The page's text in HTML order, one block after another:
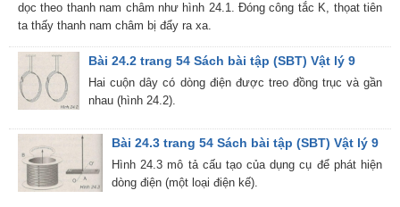
dọc theo thanh nam châm như hình 24.1. Đóng công tắc K, thọat tiên
ta thấy thanh nam châm bị đẩy ra xa.
Bài 24.2 trang 54 Sách bài tập (SBT) Vật lý 9
Hai cuộn dây có dòng điện được treo đồng trục và gần
nhau (hình 24.2).
Bài 24.3 trang 54 Sách bài tập (SBT) Vật lý 9
Hình 24.3 mô tả cấu tạo của dụng cụ để phát hiện
dòng điện (một loại điện kế).